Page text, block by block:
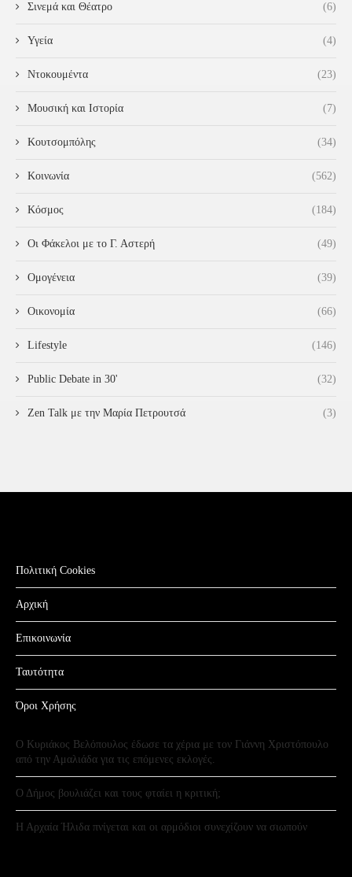
Σινεμά και Θέατρο (6)
Υγεία (4)
Ντοκουμέντα (23)
Μουσική και Ιστορία (7)
Κουτσομπόλης (34)
Κοινωνία (562)
Κόσμος (184)
Οι Φάκελοι με το Γ. Αστερή (49)
Ομογένεια (39)
Οικονομία (66)
Lifestyle (146)
Public Debate in 30' (32)
Zen Talk με την Μαρία Πετρουτσά (3)
Πολιτική Cookies
Αρχική
Επικοινωνία
Ταυτότητα
Όροι Χρήσης
Ο Κυριάκος Βελόπουλος έδωσε τα χέρια με τον Γιάννη Χριστόπουλο
από την Αμαλιάδα για τις επόμενες εκλογές.
Ο Δήμος βουλιάζει και τους φταίει η κριτική;
Η Αρχαία Ήλιδα πνίγεται και οι αρμόδιοι συνεχίζουν να σιωπούν